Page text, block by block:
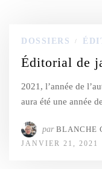
DOSSIERS /
Éditorial de
2021, l’année de
aura été une année
par BLANCHE
JANVIER 21, 2021